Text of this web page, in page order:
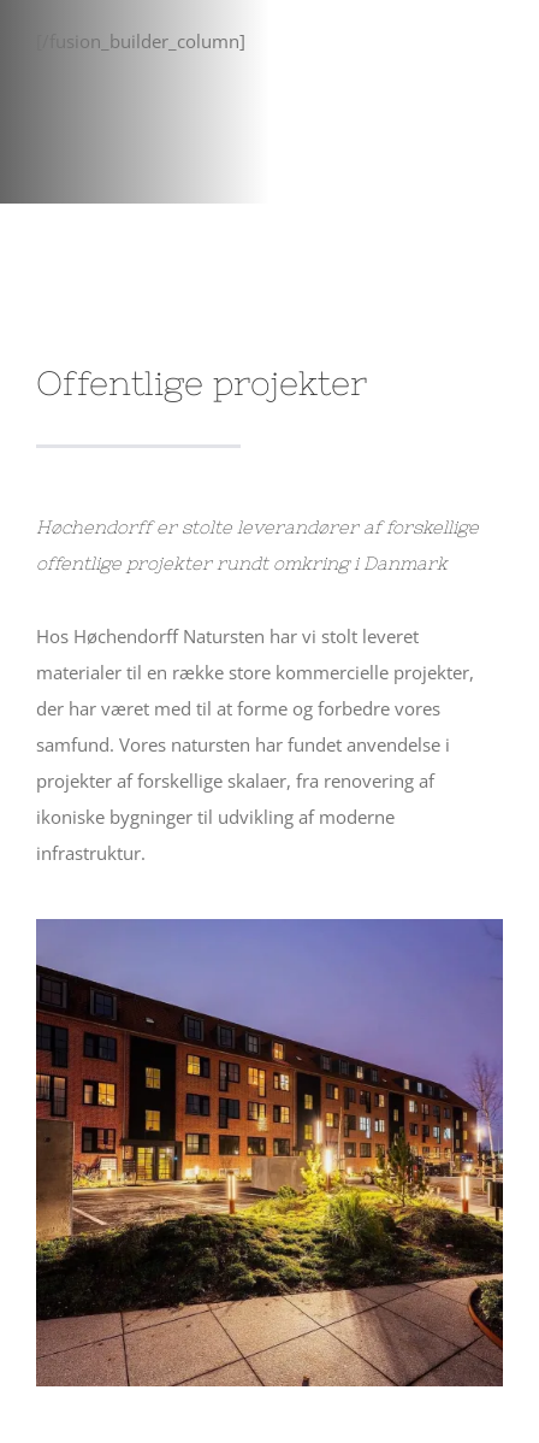
[/fusion_builder_column]
Offentlige projekter
Høchendorff er stolte leverandører af forskellige
offentlige projekter rundt omkring i Danmark
Hos Høchendorff Natursten har vi stolt leveret
materialer til en række store kommercielle projekter,
der har været med til at forme og forbedre vores
samfund. Vores natursten har fundet anvendelse i
projekter af forskellige skalaer, fra renovering af
ikoniske bygninger til udvikling af moderne
infrastruktur.